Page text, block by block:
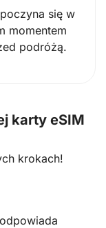
się w
momentem
podróżą.
karty eSIM
krokach!